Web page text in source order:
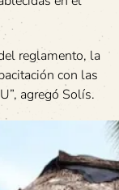
reglamento, la
con las
agregó Solís.